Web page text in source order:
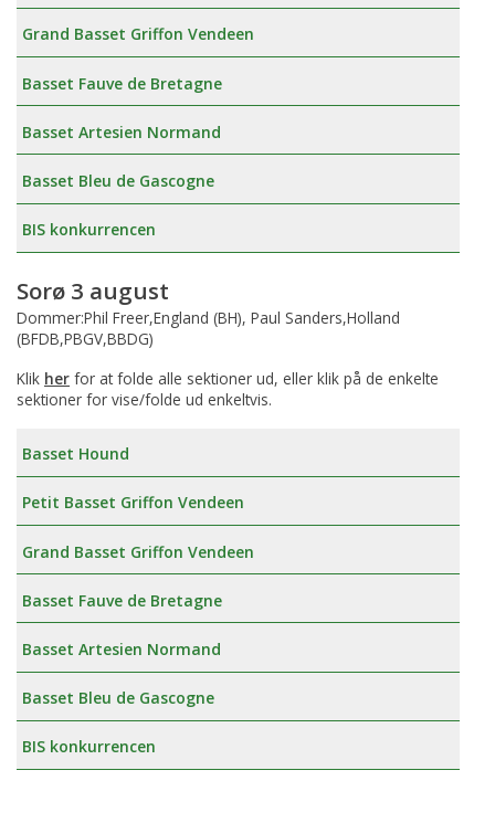
Grand Basset Griffon Vendeen
Basset Fauve de Bretagne
Basset Artesien Normand
Basset Bleu de Gascogne
BIS konkurrencen
Sorø 3 august
Dommer:Phil Freer,England (BH), Paul Sanders,Holland
(BFDB,PBGV,BBDG)
Klik her for at folde alle sektioner ud, eller klik på de enkelte
sektioner for vise/folde ud enkeltvis.
Basset Hound
Petit Basset Griffon Vendeen
Grand Basset Griffon Vendeen
Basset Fauve de Bretagne
Basset Artesien Normand
Basset Bleu de Gascogne
BIS konkurrencen